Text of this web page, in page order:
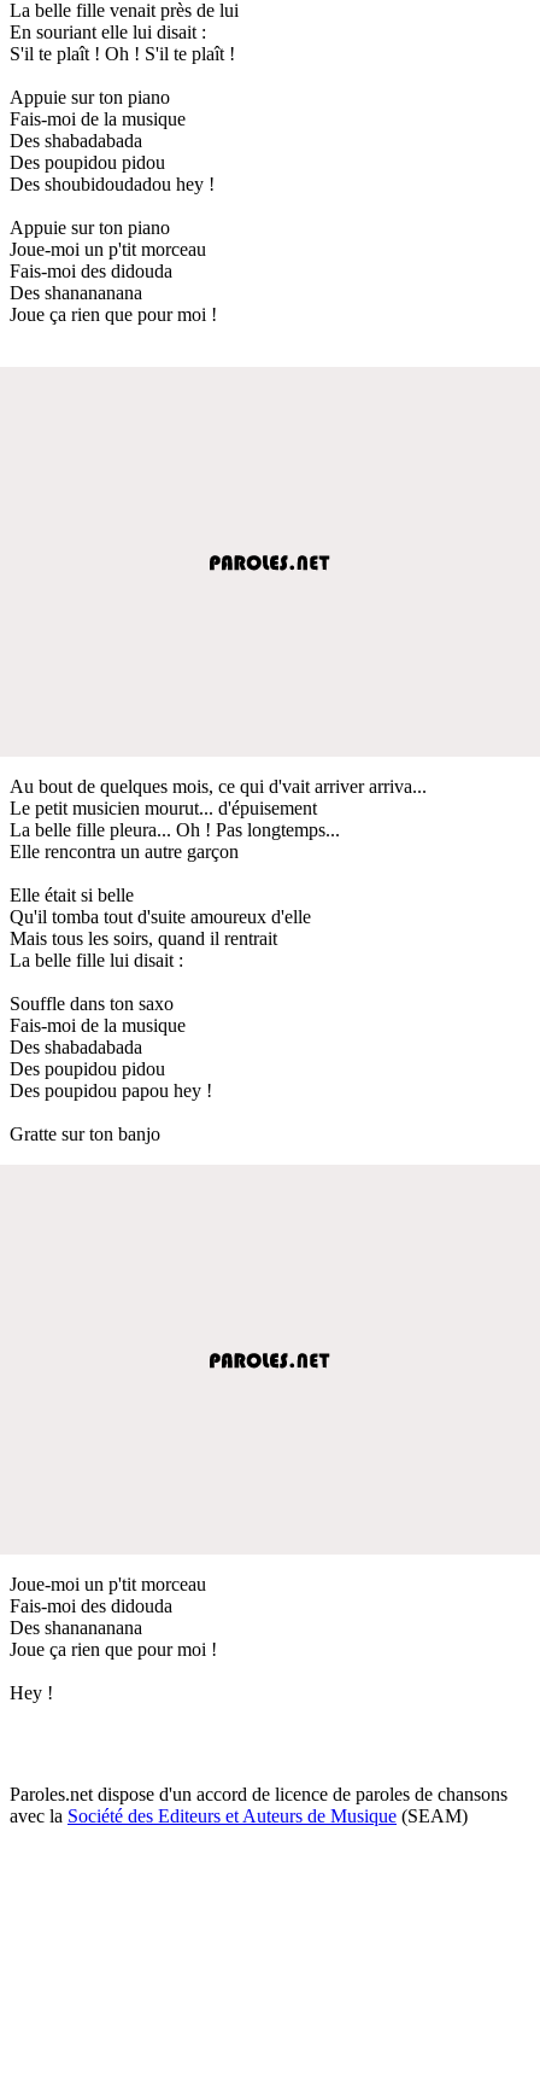
La belle fille venait près de lui
En souriant elle lui disait :
S'il te plaît ! Oh ! S'il te plaît !
Appuie sur ton piano
Fais-moi de la musique
Des shabadabada
Des poupidou pidou
Des shoubidoudadou hey !
Appuie sur ton piano
Joue-moi un p'tit morceau
Fais-moi des didouda
Des shanananana
Joue ça rien que pour moi !
Au bout de quelques mois, ce qui d'vait arriver arriva...
Le petit musicien mourut... d'épuisement
La belle fille pleura... Oh ! Pas longtemps...
Elle rencontra un autre garçon
Elle était si belle
Qu'il tomba tout d'suite amoureux d'elle
Mais tous les soirs, quand il rentrait
La belle fille lui disait :
Souffle dans ton saxo
Fais-moi de la musique
Des shabadabada
Des poupidou pidou
Des poupidou papou hey !
Gratte sur ton banjo
Joue-moi un p'tit morceau
Fais-moi des didouda
Des shanananana
Joue ça rien que pour moi !
Hey !
Paroles.net dispose d'un accord de licence de paroles de chansons
avec la Société des Editeurs et Auteurs de Musique (SEAM)